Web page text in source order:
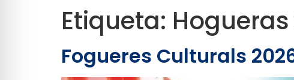
Etiqueta:
Fogueres Culturals